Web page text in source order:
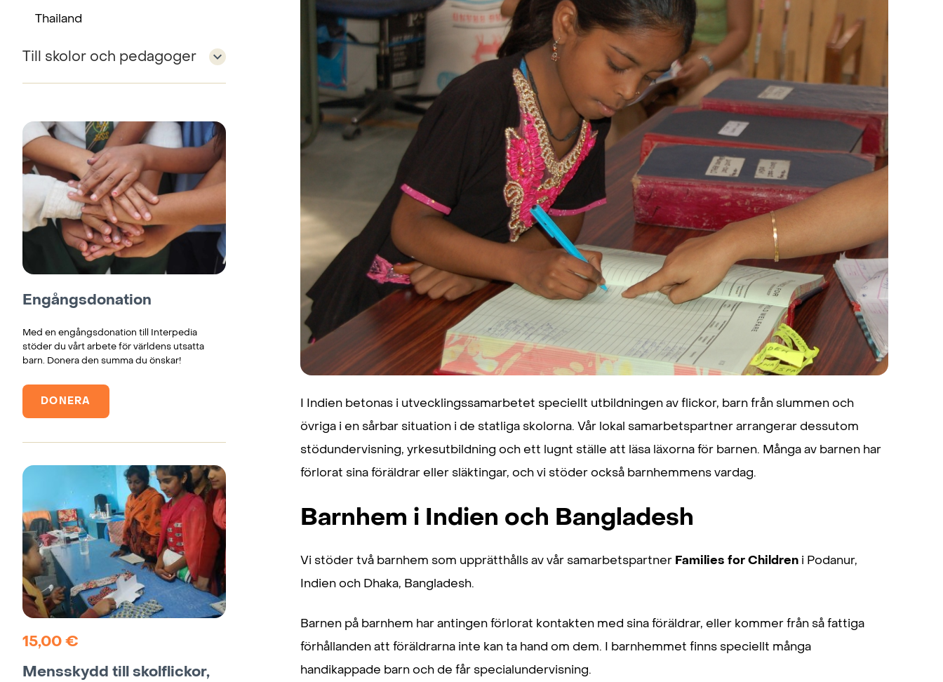
Thailand
Till skolor och pedagoger
Engångsdonation
Med en engångsdonation till Interpedia
stöder du vårt arbete för världens utsatta
barn. Donera den summa du önskar!
DONERA
15,00€
Mensskydd till skolflickor,
I Indien betonas i utvecklingssamarbetet speciellt utbildningen av flickor, barn från slummen och
övriga i en sårbar situation i de statliga skolorna. Vår lokal samarbetspartner arrangerar dessutom
stödundervisning, yrkesutbildning och ett lugnt ställe att läsa läxorna för barnen. Många av barnen har
förlorat sina föräldrar eller släktingar, och vi stöder också barnhemmens vardag.
Barnhem i Indien och Bangladesh
Vi stöder två barnhem som upprätthålls av vår samarbetspartner Families for Children i Podanur,
Indien och Dhaka, Bangladesh.
Barnen på barnhem har antingen förlorat kontakten med sina föräldrar, eller kommer från så fattiga
förhållanden att föräldrarna inte kan ta hand om dem. I barnhemmet finns speciellt många
handikappade barn och de får specialundervisning.